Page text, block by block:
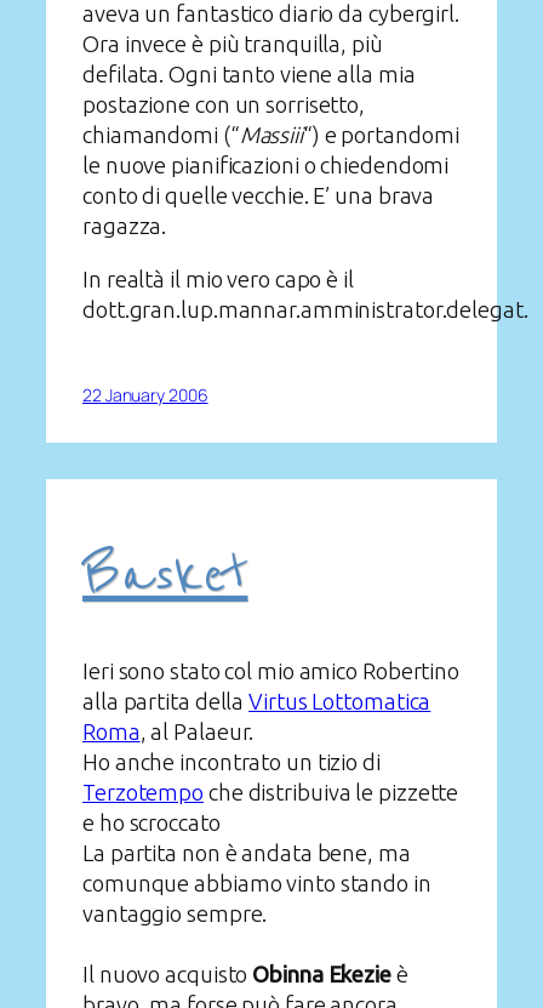
aveva un fantastico diario da cybergirl.
Ora invece è più tranquilla, più
defilata. Ogni tanto viene alla mia
postazione con un sorrisetto,
chiamandomi (“Massiii“) e portandomi
le nuove pianificazioni o chiedendomi
conto di quelle vecchie. E’ una brava
ragazza.
In realtà il mio vero capo è il
dott.gran.lup.mannar.amministrator.delegat.
22 January 2006
Basket
Ieri sono stato col mio amico Robertino
alla partita dellaVirtus Lottomatica
Roma, al Palaeur.
Ho anche incontrato un tizio di
Terzotempo che distribuiva le pizzette
e ho scroccato
La partita non è andata bene, ma
comunque abbiamo vinto stando in
vantaggio sempre.
Il nuovo acquisto Obinna Ekezieè